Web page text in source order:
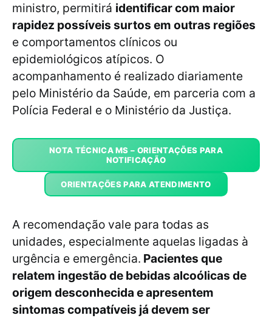
ministro, permitirá identificar com maior
rapidez possíveis surtos em outras regiões
e comportamentos clínicos ou
epidemiológicos atípicos. O
acompanhamento é realizado diariamente
pelo Ministério da Saúde, em parceria com a
Polícia Federal e o Ministério da Justiça.
NOTA TÉCNICA MS – ORIENTAÇÕES PARA
NOTIFICAÇÃO
ORIENTAÇÕES PARA ATENDIMENTO
A recomendação vale para todas as
unidades, especialmente aquelas ligadas à
urgência e emergência. Pacientes que
relatem ingestão de bebidas alcoólicas de
origem desconhecida e apresentem
sintomas compatíveis já devem ser